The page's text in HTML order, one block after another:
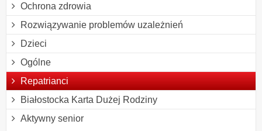
Ochrona zdrowia
Rozwiązywanie problemów uzależnień
Dzieci
Ogólne
Repatrianci
Białostocka Karta Dużej Rodziny
Aktywny senior